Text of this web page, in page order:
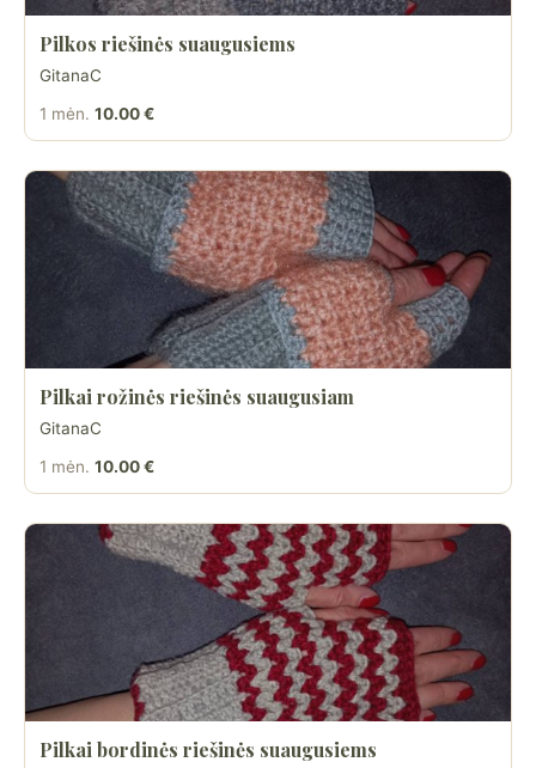
Pilkos riešinės suaugusiems
GitanaC
1 mėn. 10.00 €
Pilkai rožinės riešinės suaugusiam
GitanaC
1 mėn. 10.00 €
Pilkai bordinės riešinės suaugusiems